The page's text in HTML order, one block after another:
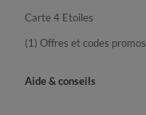
Carte 4 Etoiles
(1) Offres et codes promos
Aide & conseils